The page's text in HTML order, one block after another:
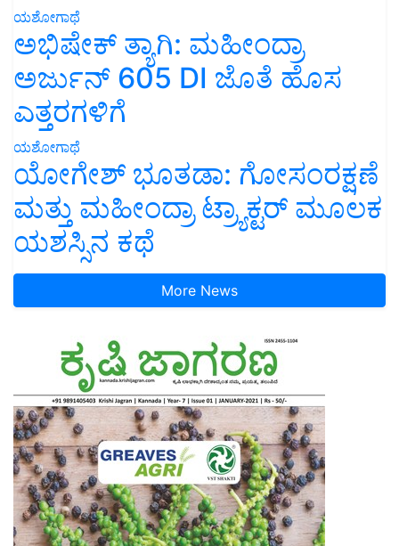
ಯಶೋಗಾಥೆ
ಅಭಿಷೇಕ್ ತ್ಯಾಗಿ: ಮಹೀಂದ್ರಾ
ಅರ್ಜುನ್ 605 DI ಜೊತೆ ಹೊಸ
ಎತ್ತರಗಳಿಗೆ
ಯಶೋಗಾಥೆ
ಯೋಗೇಶ್ ಭೂತಡಾ: ಗೋಸಂರಕ್ಷಣೆ
ಮತ್ತು ಮಹೀಂದ್ರಾ ಟ್ರ್ಯಾಕ್ಟರ್ ಮೂಲಕ
ಯಶಸ್ಸಿನ ಕಥೆ
More News